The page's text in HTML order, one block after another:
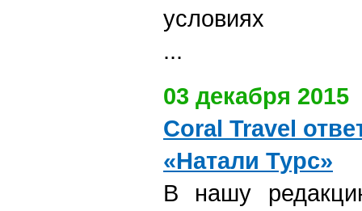
условиях
...
03 декабря 2015
Coral Travel
«Натали Турс»
В нашу